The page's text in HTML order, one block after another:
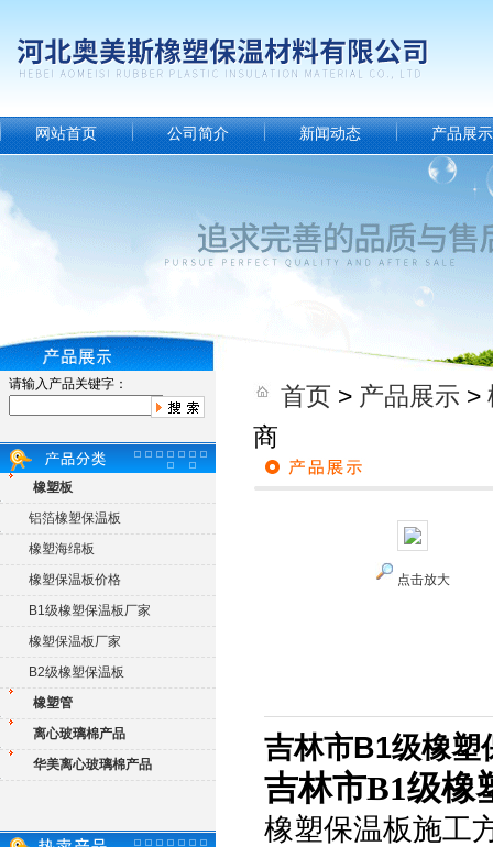
网站首页 公司简介 新闻动态 产品展示
请输入产品关键字：
橡塑板
铝箔橡塑保温板
橡塑海绵板
橡塑保温板价格
B1级橡塑保温板厂家
橡塑保温板厂家
B2级橡塑保温板
橡塑管
离心玻璃棉产品
华美离心玻璃棉产品
首页 > 产品展示 >
商
点击放大
吉林市B1级橡塑
吉林市B1级橡
橡塑保温板施工